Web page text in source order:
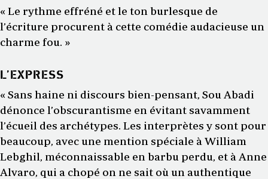
« Le rythme effréné et le ton burlesque de
l’écriture procurent à cette comédie audacieuse un
charme fou. »
L’EXPRESS
« Sans haine ni discours bien-pensant, Sou Abadi
dénonce l’obscurantisme en évitant savamment
l’écueil des archétypes. Les interprètes y sont pour
beaucoup, avec une mention spéciale à William
Lebghil, méconnaissable en barbu perdu, et à Anne
Alvaro, qui a chopé on ne sait où un authentique